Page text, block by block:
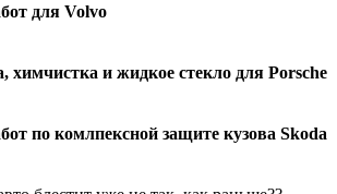
для Volvo
химчистка и жидкое стекло для Porsche
по комлпексной защите кузова Skoda